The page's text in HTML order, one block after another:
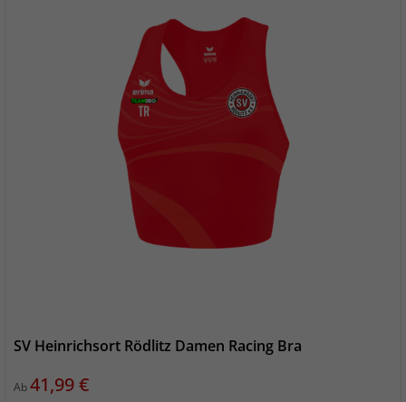
SV Heinrichsort Rödlitz Damen Racing Bra
AbPreis
41,99 €